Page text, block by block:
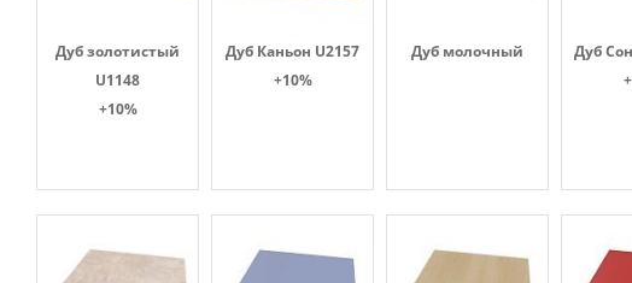
Дуб золотистый
U1148
+10%
Дуб Каньон U2157
+10%
Дуб молочный
Дуб